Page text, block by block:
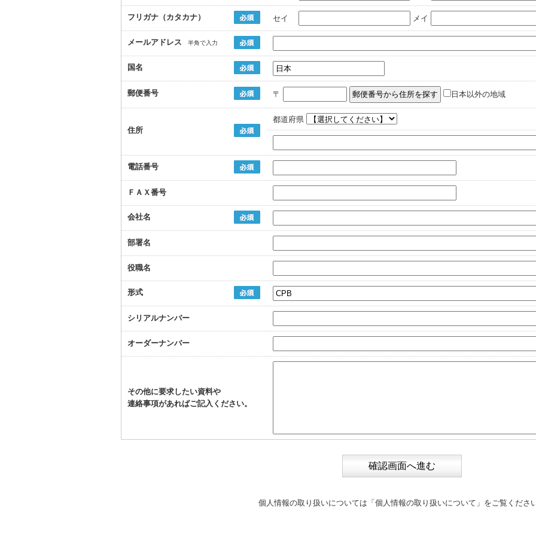
フリガナ（カタカナ） セイ メイ
メールアドレス 半角で入力
国名
郵便番号 〒 日本以外の地域
住所
都道府県
電話番号
ＦＡＸ番号
会社名
部署名
役職名
形式
シリアルナンバー
オーダーナンバー
その他に要求したい資料や
連絡事項があればご記入ください。
個人情報の取り扱いについては 「個人情報の取り扱いについて」 をご覧くださ